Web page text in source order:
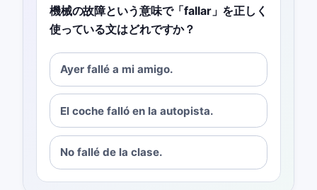
機械の故障という意味で「fallar」を正しく
使っている文はどれですか？
Ayer fallé a mi amigo.
El coche falló en la autopista.
No fallé de la clase.